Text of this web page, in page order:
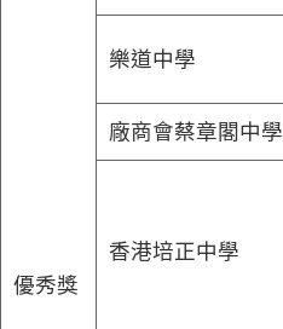
優秀獎
樂道中學
廠商會蔡章閣中學
香港培正中學